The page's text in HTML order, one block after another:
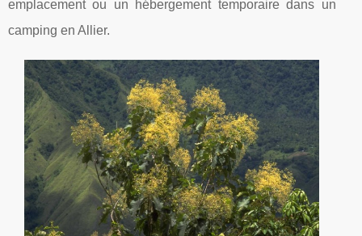
emplacement ou un hébergement temporaire dans un
camping en Allier.